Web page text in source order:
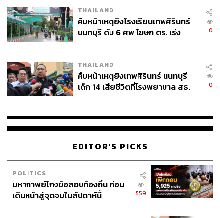
ใจประชาชน อย่างไรก็ตาม ก็ทรงไม่ได้ปฏิเสธความเชื่อเหล่า
นั้นโดยสิ้นเชิง โดยยังกล่าวว่า ผู้คนยังเชื่อว่าผีมีกำลังมากกว่า
พิธี
ในสมัยต้นรัตนโกสินทร์ หลายคนก็พอเข้าใจได้ เนื่องด้วยใน
สมัยนั้นวิธีคิดทางการแพทย์ยังคงเป็นเรื่องใหม่มากในสังคม
ไทย รวมถึงวิทยาการทางการแพทย์ก็ยังไม่ได้ดีเท่ากับใน
วิกฤตโรคระบาดโควิด-19 ในปัจจุบัน ในโลกยุคโลกาภิวัตน์
อย่างไรก็ตาม แม้ในปัจจุบันนี้วิทยาศาสตร์และแนวคิดความ
เป็นเหตุเป็นผลจะสถาปนาในวิธีคิดส่วนใหญ่ของคนในสังคม
แล้ว แต่ก็ปฏิเสธไม่ได้ว่า ศาสนาและความเชื่อก็ยังคงมี
THAILAND
คืบหน้าเหตุยิงโรงเรียนเทพศิรินทร์
นนทบุรี ดับ 6 ศพ โฆษก ตร. เร่ง
0
THAILAND
คืบหน้าเหตุยิงเทพศิรินทร์ นนทบุรี
เด็ก 14 เสียชีวิตที่โรงพยาบาล สธ.
0
EDITOR'S PICKS
POLITICS
มหากาพย์โกงข้อสอบท้องถิ่น ก่อน
เดินหน้าสู่จุดจบในสัปดาห์นี้
559